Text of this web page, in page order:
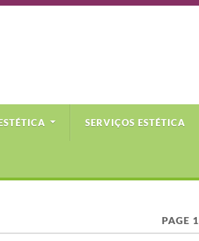
SERVIÇOS ESTÉTICA
PAGE 1